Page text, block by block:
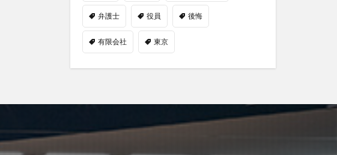
弁護士 役員 後悔
有限会社 東京